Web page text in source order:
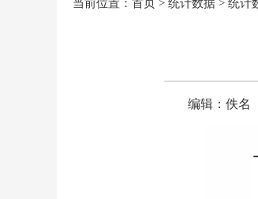
当前位置： 首页 > 统计数据 > 统计
编辑：佚名